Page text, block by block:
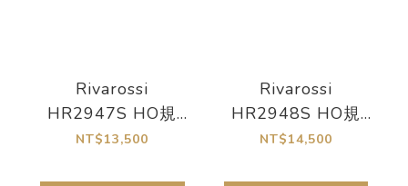
Rivarossi
HR2947S HO規
"Coos Bay Lumber
NT$13,500
Rivarossi
HR2948S HO規
"St. Regis Paper
NT$14,500